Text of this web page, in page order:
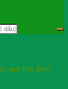
mú từn được